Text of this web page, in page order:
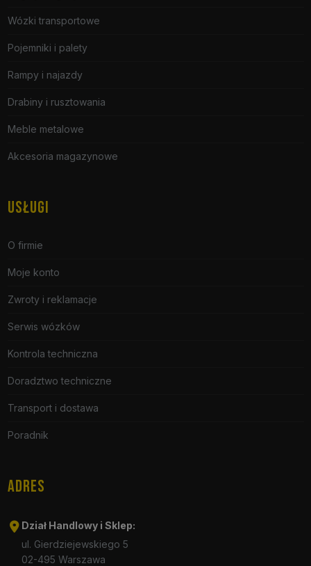
Wózki transportowe
Pojemniki i palety
Rampy i najazdy
Drabiny i rusztowania
Meble metalowe
Akcesoria magazynowe
USŁUGI
O firmie
Moje konto
Zwroty i reklamacje
Serwis wózków
Kontrola techniczna
Doradztwo techniczne
Transport i dostawa
Poradnik
ADRES
Dział Handlowy i Sklep:
ul. Gierdziejewskiego 5
02-495 Warszawa